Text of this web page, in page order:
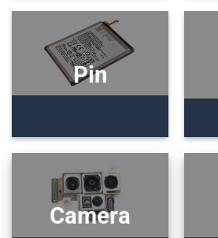
Pin
Camera